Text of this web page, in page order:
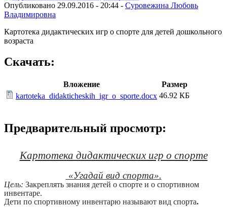
Опубликовано 29.09.2016 - 20:44 - Суровежина Любовь
Владимировна
Картотека дидактических игр о спорте для детей дошкольного
возраста
Скачать:
Вложение
Размер
kartoteka_didakticheskih_igr_o_sporte.docx 46.92 КБ
Предварительный просмотр:
Картотека дидактических игр о спорте
«Угадай вид спорта».
Цель: Закреплять знания детей о спорте и о спортивном
инвентаре.
Дети по спортивному инвентарю называют вид спорта.